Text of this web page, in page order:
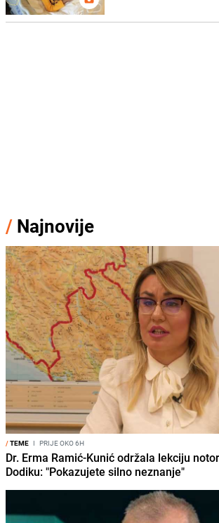
/ Najnovije
/TEME I PRIJE OKO 6H
Dr. Erma Ramić-Kunić održala lekciju
Dodiku: "Pokazujete silno neznanje"